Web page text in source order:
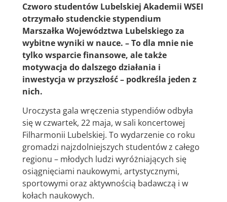
Czworo studentów Lubelskiej Akademii WSEI
otrzymało studenckie stypendium
Marszałka Województwa Lubelskiego za
wybitne wyniki w nauce. –To dla mnie nie
tylko wsparcie finansowe, ale także
motywacja do dalszego działania i
inwestycja w przyszłość– podkreśla jeden z
nich.
Uroczysta gala wręczenia stypendiów odbyła
się w czwartek, 22 maja, w sali koncertowej
Filharmonii Lubelskiej. To wydarzenie co roku
gromadzi najzdolniejszych studentów z całego
regionu – młodych ludzi wyróżniających się
osiągnięciami naukowymi, artystycznymi,
sportowymi oraz aktywnością badawczą i w
kołach naukowych.